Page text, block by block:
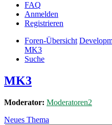
FAQ
Anmelden
Registrieren
Foren-Übersicht
MK3
Suche
MK3
Moderator: Moderatoren2
Neues Thema